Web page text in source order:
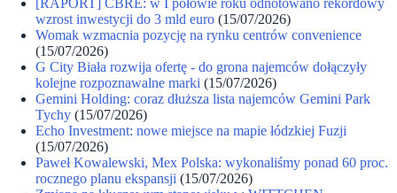
wzrost inwestycji do 3 mld euro (15/07/2026)
Womak wzmacnia pozycję na rynku centrów convenience
(15/07/2026)
G City Biała rozwija ofertę - do grona najemców dołączyły
kolejne rozpoznawalne marki (15/07/2026)
Gemini Holding: coraz dłuższa lista najemców Gemini Park
Tychy (15/07/2026)
Echo Investment: nowe miejsce na mapie łódzkiej Fuzji
(15/07/2026)
Paweł Kowalewski, Mex Polska: wykonaliśmy ponad 60 proc.
rocznego planu ekspansji (15/07/2026)